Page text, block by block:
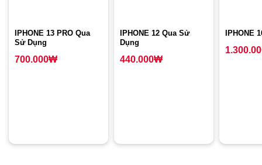
IPHONE 13 PRO Qua
Sử Dụng
700.000₩
IPHONE 12 Qua Sử
Dụng
440.000₩
IPHONE